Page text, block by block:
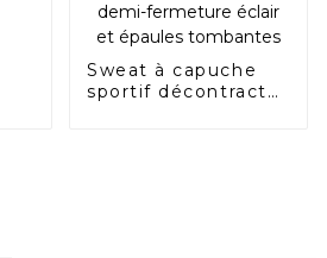
Sweat à capuche
sportif décontracté